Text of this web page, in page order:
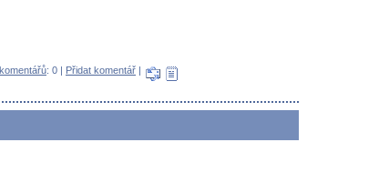
: 0 | Přidat komentář |